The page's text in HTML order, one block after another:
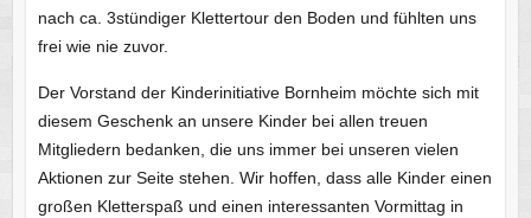
nach ca. 3stündiger Klettertour den Boden und fühlten uns
frei wie nie zuvor.
Der Vorstand der Kinderinitiative Bornheim möchte sich mit
diesem Geschenk an unsere Kinder bei allen treuen
Mitgliedern bedanken, die uns immer bei unseren vielen
Aktionen zur Seite stehen. Wir hoffen, dass alle Kinder einen
großen Kletterspaß und einen interessanten Vormittag in